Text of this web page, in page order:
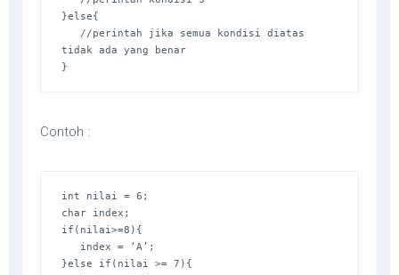
}else{
tidak ada yang benar
}
Contoh :
int nilai = 6;
char index;
if(nilai>=8){
}else if(nilai >= 7){